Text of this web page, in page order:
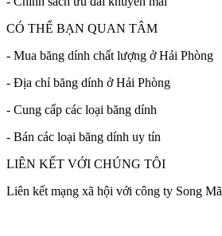
CÓ THỂ BẠN QUAN TÂM
- Mua băng dính chất lượng ở Hải Phòng
- Địa chỉ băng dính ở Hải Phòng
- Cung cấp các loại băng dính
- Bán các loại băng dính uy tín
LIÊN KẾT VỚI CHÚNG TÔI
Liên kết mạng xã hội với công ty Song Mã